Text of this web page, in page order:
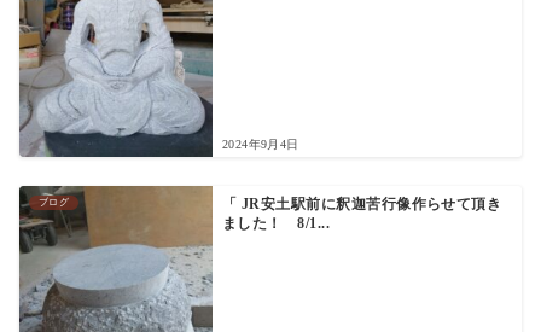
2024年9月4日
ブログ
「 JR安土駅前に釈迦苦行像作らせて頂き
ました！ 8/1...